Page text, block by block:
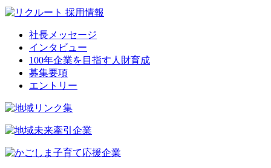
社長メッセージ
インタビュー
100年企業を目指す人財育成
募集要項
エントリー